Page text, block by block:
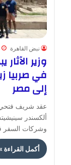
نبض القاهرة
وزير
في صربيا
إلى مصر
عقد شريف فتحي
ألكسندر
وشركات
أكمل القراءة